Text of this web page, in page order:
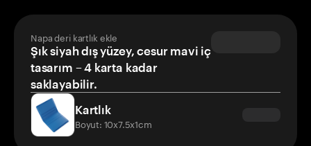
Napa deri kartlık ekle
Şık siyah dış yüzey, cesur mavi iç
tasarım – 4 karta kadar
saklayabilir.
Kartlık
Boyut: 10x7.5x1cm